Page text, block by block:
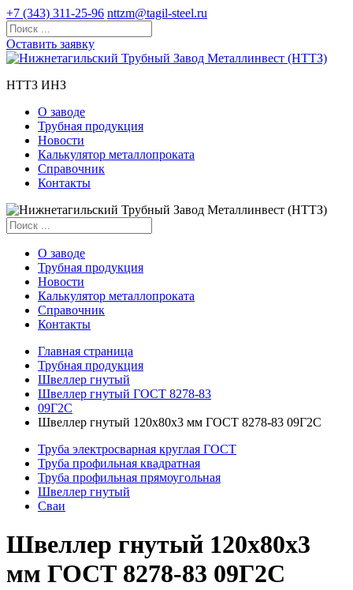
+7 (343) 311-25-96 nttzm@tagil-steel.ru
Оставить заявку
НТТЗ ИНЗ
О заводе
Трубная продукция
Новости
Калькулятор металлопроката
Справочник
Контакты
О заводе
Трубная продукция
Новости
Калькулятор металлопроката
Справочник
Контакты
Главная страница
Трубная продукция
Швеллер гнутый
Швеллер гнутый ГОСТ 8278-83
09Г2С
Швеллер гнутый 120x80x3 мм ГОСТ 8278-83 09Г2С
Труба электросварная круглая ГОСТ
Труба профильная квадратная
Труба профильная прямоугольная
Швеллер гнутый
Сваи
Швеллер гнутый 120x80x3
мм ГОСТ 8278-83 09Г2С